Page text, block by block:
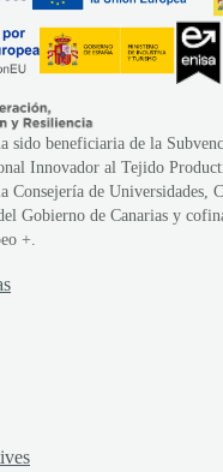
sido beneficiaria de la
Innovador al Tejido
Consejería de Universidades,
Gobierno de Canarias y
+.